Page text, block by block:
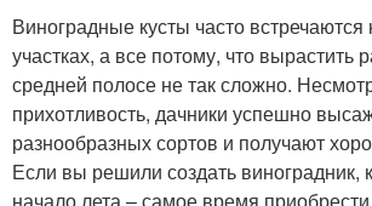
Виноградные кусты часто
участках, а все потому, что вырастить
средней полосе не так сложно.
прихотливость, дачники успешно
разнообразных сортов и получают
Если вы решили создать виноградник,
начало лета – самое время